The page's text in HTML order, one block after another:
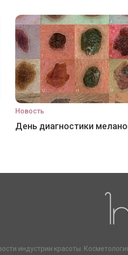
Новость
День диагностики
индустрии красоты.